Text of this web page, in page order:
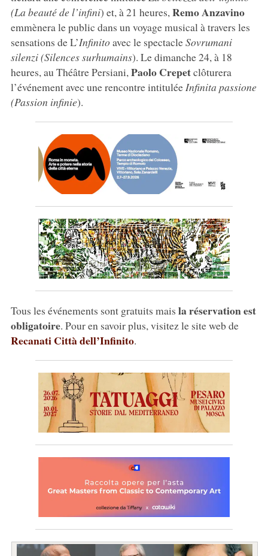
(La beauté de l’infini) et, à 21 heures, Remo Anzavino
emmènera le public dans un voyage musical à travers les
sensations de L’Infinitoavec le spectacleSovrumani
silenzi (Silences surhumains). Le dimanche 24, à 18
heures, au Théâtre Persiani,Paolo Crepetclôturera
l’événement avec une rencontre intitulée Infinita passione
(Passion infinie).
Tous les événements sont gratuits mais la réservation est
obligatoire. Pour en savoir plus, visitez le site web de
Recanati Città dell’Infinito.